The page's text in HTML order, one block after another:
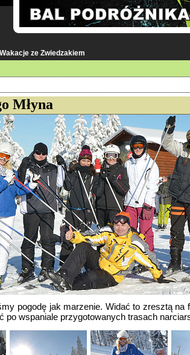
ze Zwiedzakiem
Młyna
pogodę jak marzenie. Widać to zresztą na
po wspaniale przygotowanych trasach